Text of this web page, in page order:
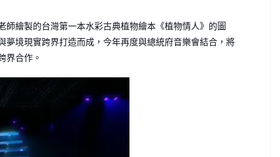
繪製的台灣第一本水彩古典植物繪本《植物情人》的圖
境現實跨界打造而成，今年再度與總統府音樂會結合，將
界合作。